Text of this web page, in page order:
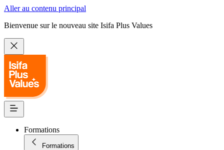
Aller au contenu principal
Bienvenue sur le nouveau site Isifa Plus Values
Formations
Formations